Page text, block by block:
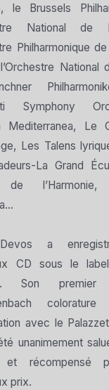
le Brussels
National de
Philharmonique
National
Symphony
Mediterranea, Le
Les Talens
La Grand
de l’Harmonie,
a
CD sous le
Son premier
avec le
unanimement
et récompensé
prix.